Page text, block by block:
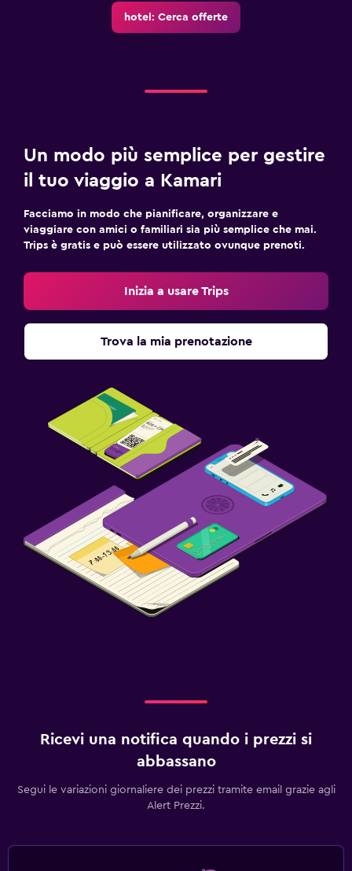
Bollitore per tè/caffè
Lavanderia
Servizio lavanderia
Navetta aeroporto (supplemento)
Accessibilità
Animali ammessi su richiesta. Potrebbero applicarsi
supplementi.
Non fumatori
Presa elettrica vicino al letto
Sveglia
Spazio di lavoro
hotel: Cerca offerte
Un modo più semplice per gestire
il tuo viaggio a Kamari
Facciamo in modo che pianificare, organizzare e
viaggiare con amici o familiari sia più semplice che mai.
Trips è gratis e può essere utilizzato ovunque prenoti.
Inizia a usare Trips
Trova la mia prenotazione
Ricevi una notifica quando i prezzi si
abbassano
Segui le variazioni giornaliere dei prezzi tramite email grazie agli
Alert Prezzi.